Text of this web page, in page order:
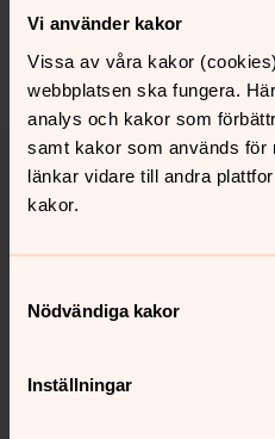
Vi använder kakor
Vissa av våra kakor
webbplatsen ska fungera.
analys och kakor som
samt kakor som används för
länkar vidare till andra
kakor.
Nödvändiga kakor
Inställningar
Dela
Tillbaka till toppen
Tillbaka till innehållet
Kontakt